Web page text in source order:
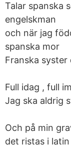
Talar spanska
engelskman
och när jag
spanska mor
Franska
Full idag , full
Jag ska aldrig
Och på min
det ristas i